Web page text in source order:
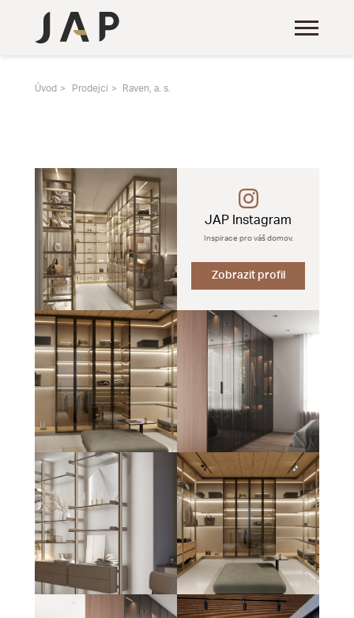
Úvod Prodejci Raven, a. s.
JAP Instagram
Inspirace pro váš domov.
Zobrazit profil